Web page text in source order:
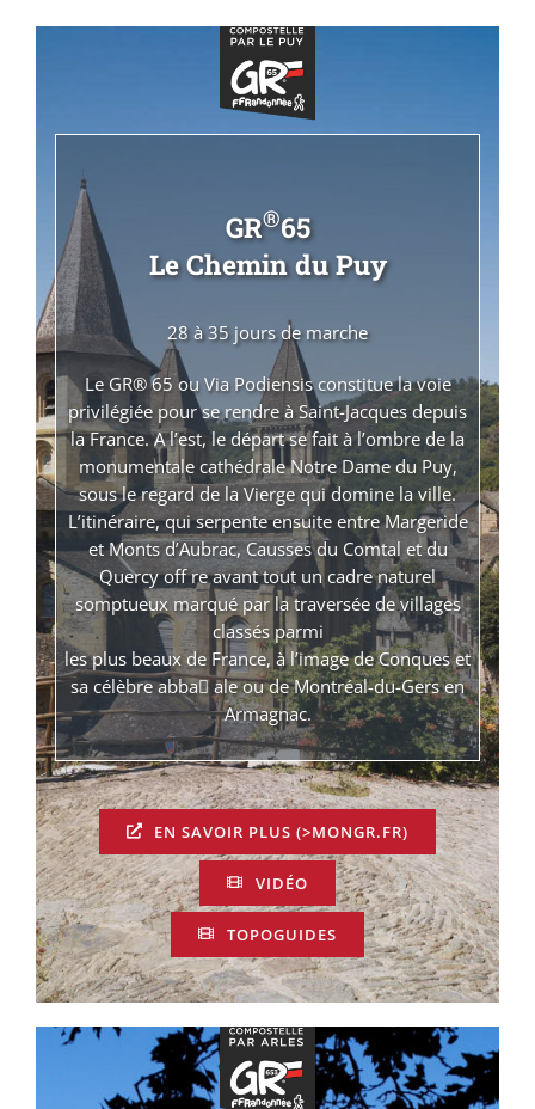
GR®65
Le Chemin du Puy
28 à 35 jours de marche
Le GR® 65 ou Via Podiensis constitue la voie
privilégiée pour se rendre à Saint-Jacques depuis
la France. A l’est, le départ se fait à l’ombre de la
monumentale cathédrale Notre Dame du Puy,
sous le regard de la Vierge qui domine la ville.
L’itinéraire, qui serpente ensuite entre Margeride
et Monts d’Aubrac, Causses du Comtal et du
Quercy off re avant tout un cadre naturel
somptueux marqué par la traversée de villages
classés parmi
les plus beaux de France, à l’image de Conques et
sa célèbre abba􀆟 ale ou de Montréal-du-Gers en
Armagnac.
EN SAVOIR PLUS (>MONGR.FR)
VIDÉO
TOPOGUIDES